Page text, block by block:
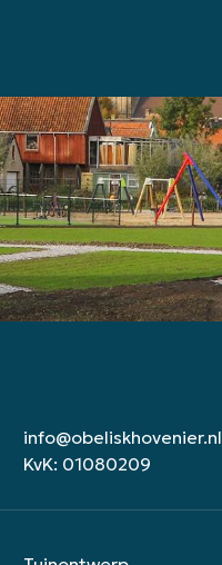
info@obeliskhovenier.nl
KvK: 01080209